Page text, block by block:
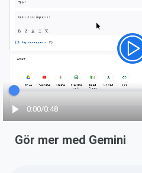
Förfluten tid
0:00/Totalt
0:48
Gör mer med Gemini